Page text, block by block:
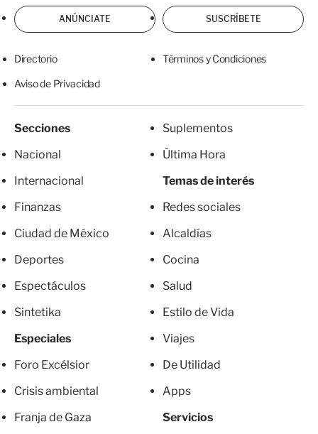
ANÚNCIATE SUSCRÍBETE
Directorio Términos y Condiciones
Aviso de Privacidad
Secciones
Nacional
Internacional
Finanzas
Ciudad de México
Deportes
Espectáculos
Sintetika
Especiales
Foro Excélsior
Crisis ambiental
Franja de Gaza
Suplementos
Última Hora
Temas de interés
Redes sociales
Alcaldías
Cocina
Salud
Estilo de Vida
Viajes
De Utilidad
Apps
Servicios